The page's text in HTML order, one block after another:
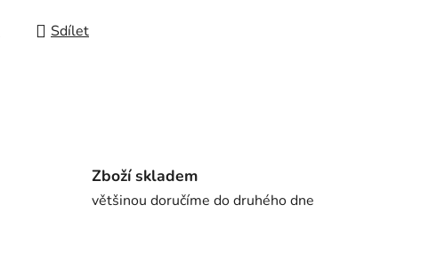
Sdílet
Zboží skladem
většinou doručíme do druhého dne